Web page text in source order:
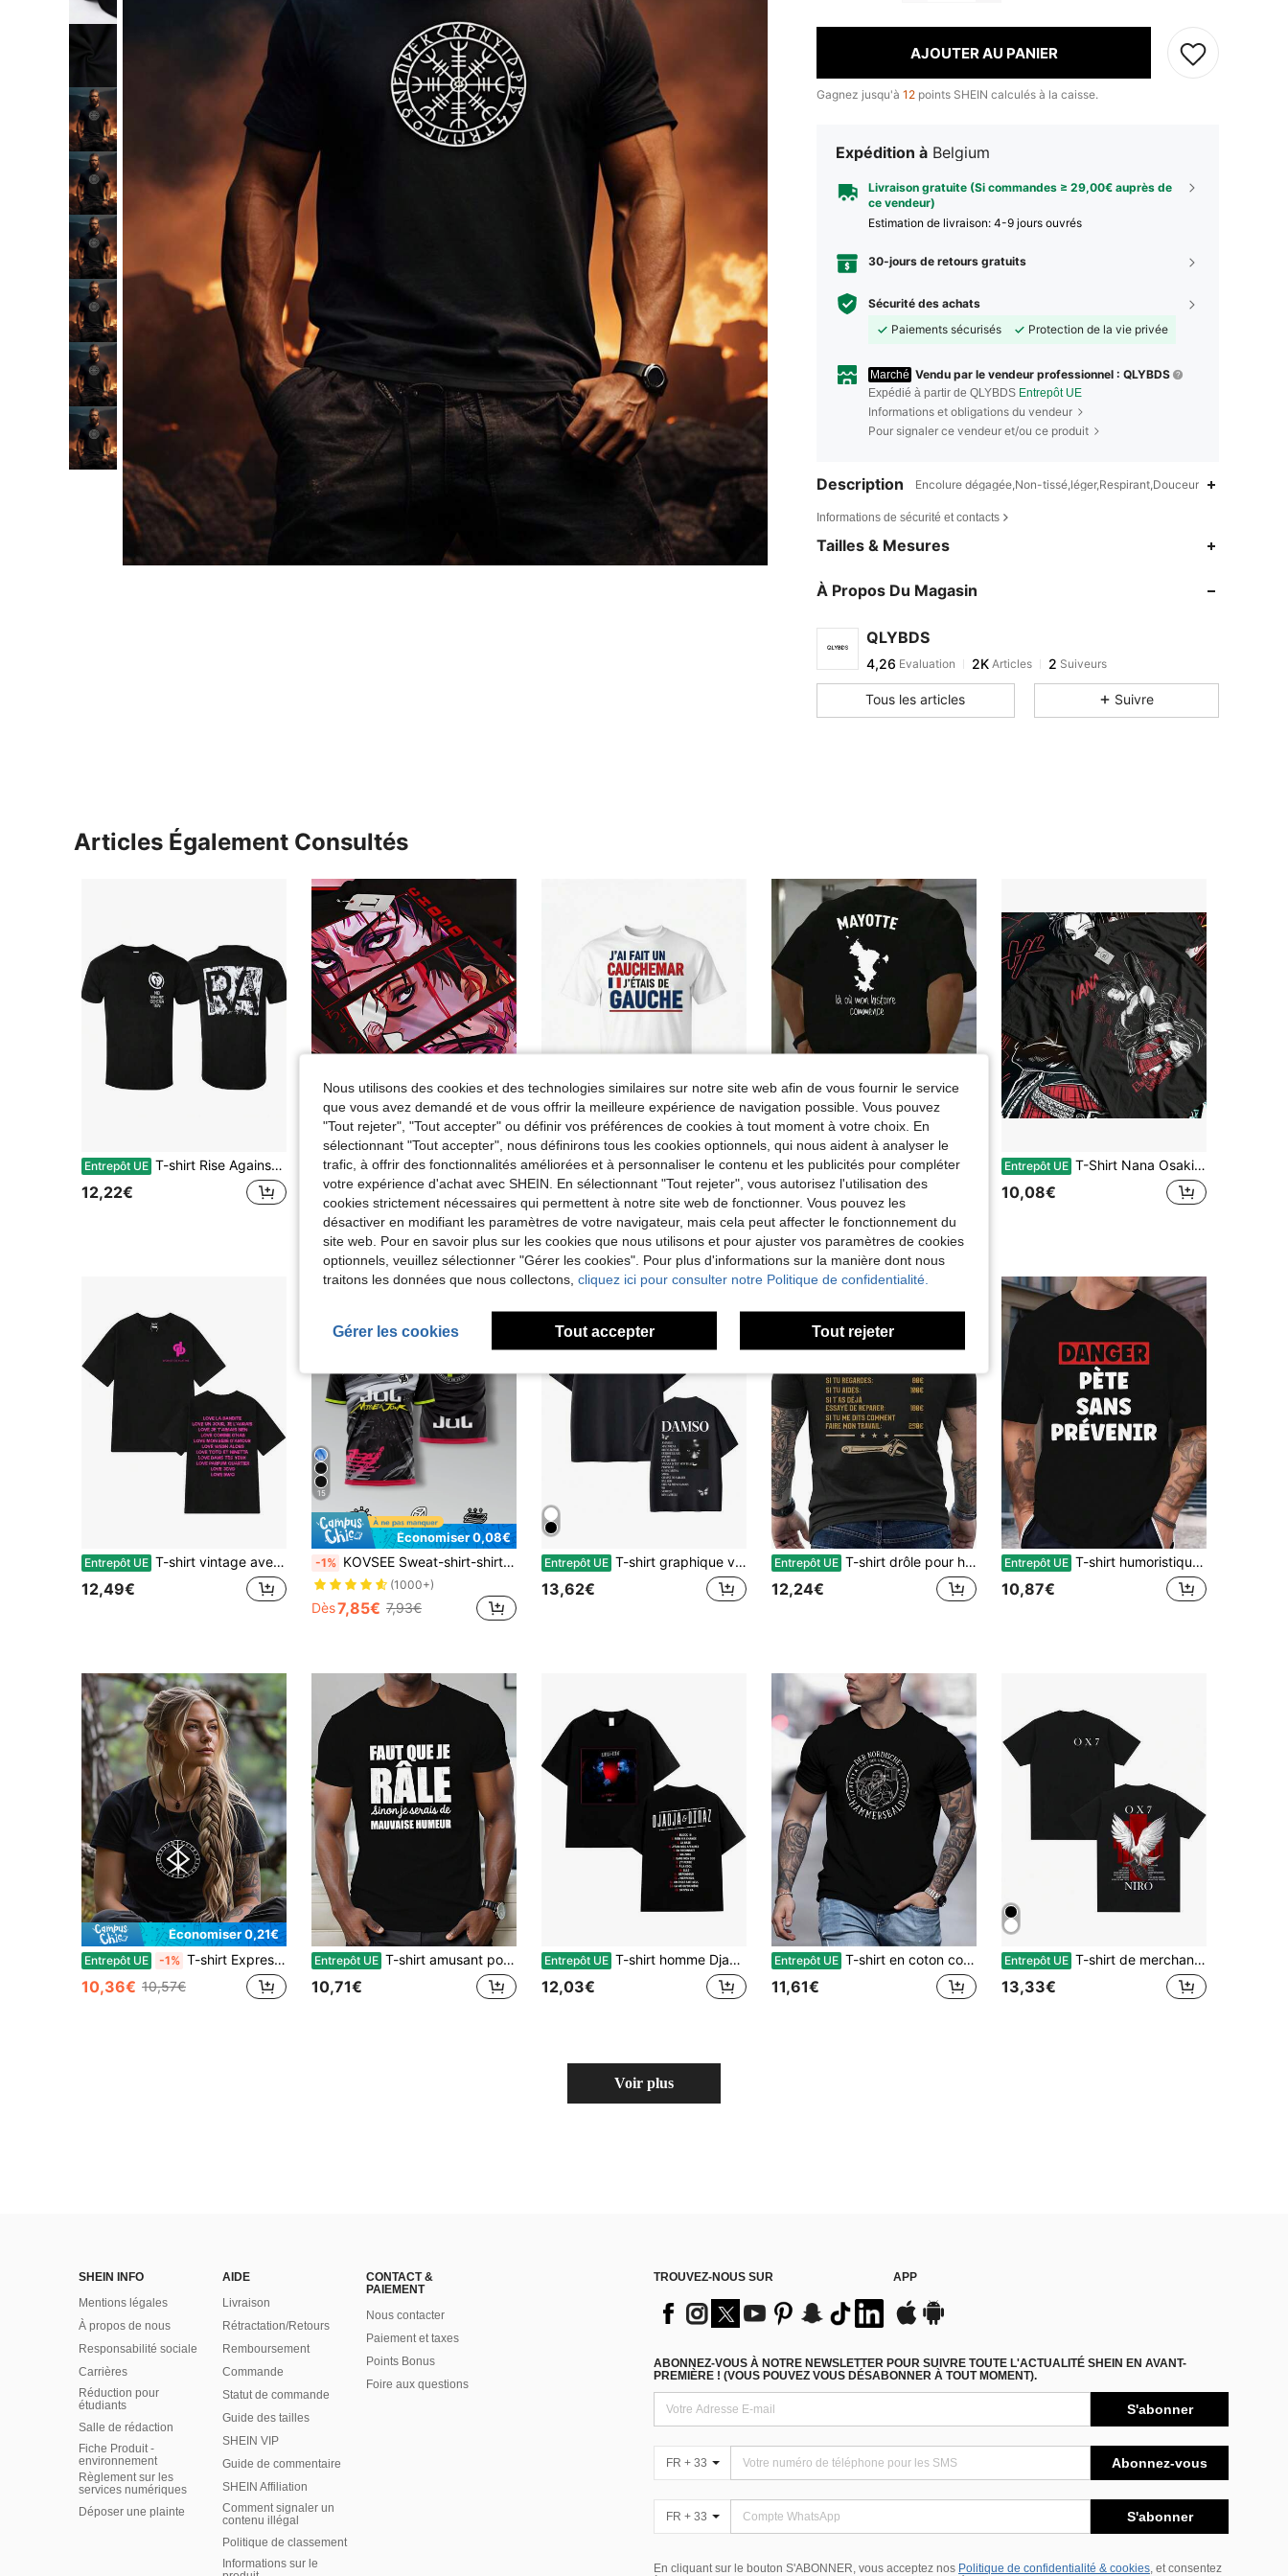
AJOUTER AU PANIER
Gagnez jusqu'à 12 points SHEIN calculés à la caisse.
Expédition à Belgium
Livraison gratuite (Si commandes ≥ 29,00€ auprès de
ce vendeur)
Estimation de livraison: 4-9 jours ouvrés
30-jours de retours gratuits
Sécurité des achats
Paiements sécurisés
Protection de la vie privée
Marché Vendu par le vendeur professionnel : QLYBDS
Expédié à partir de QLYBDS Entrepôt UE
Informations et obligations du vendeur
Pour signaler ce vendeur et/ou ce produit
Description Encolure dégagée,Non-tissé,léger,Respirant,Douceur
Informations de sécurité et contacts
Tailles & Mesures
À Propos Du Magasin
QLYBDS
4,26 Evaluation 2K Articles 2 Suiveurs
Tous les articles Suivre
Articles Également Consultés
Entrepôt UE T-shirt Rise Against Nowhere Generation avec imprimé motif flamme pour hommes et femmes, t-shirt en coton, style de rue décontracté, t-shirt de groupe classique
12,22€
Économiser 1,07€
Entrepôt UE -9% & T-shirt Anime Choso Unisexe - T-shirt Graphique Anime Manga Choso avec Impression du Personnage Choso, T-shirt Col Rond Décontracté pour les Fans, Lavable en Machine
10,81€ 11,88€
Entrepôt UE J'ai fait un cauchemar, j'étais gaucher - T-shirt humoristique de France - Coupe confortable toute l'année, impression numérique, lavable en machine, coupe décontractée pour un port décontracté
11,09€
Entrepôt UE T-shirt homme représentant l'île de Mayotte - Conception du département d'outre-mer français avec texte français et carte en contour de Mayotte - 100% coton, respirant, coupe ample, chemise à manches courtes pour souvenirs de voyage, tenue décontractée - Vêtement géographique lavable en machine, cadeau
10,16€
Entrepôt UE T-Shirt Nana Osaki Pierres Noires Manga-Girl Anime Cadeau Toutes les Tailles
10,08€
Entrepôt UE T-shirt vintage avec graphique du rappeur Jul pour hommes et femmes, t-shirt hip-hop à la mode, t-shirts oversize esthétiques en coton à manches courtes pour l'été.
12,49€
15
Économiser 0,08€
-1% KOVSEE Sweat-shirt-shirt culturel thème JUL, Top de culture de fan séchage rapide , convient pour les sports, les activités de groupe et les tenues décontractées d'été noires
(1000+)
Dès7,85€ 7,93€
Entrepôt UE T-shirt graphique vintage Rapper Damso Beyah pour hommes et femmes. T-shirt de mode hip-hop à manches courtes, en coton, ample et décontracté, col rond
13,62€
Entrepôt UE T-shirt drôle pour hommes avec la blague "Salaire horaire pour les mécaniciens" | Impression de voiture au dos, t-shirt à col rond respirant, convient aux mécaniciens et aux propriétaires d'ateliers, vêtement de travail humoristique, t-shirt de collection
12,24€
Entrepôt UE T-shirt humoristique pour homme avec slogan français << Danger French Text » - Coupe décontractée, lettrage rouge et blanc - Lavable en machine - Idée cadeau
10,87€
Économiser 0,21€
Entrepôt UE -1% T-shirt Expression Runes Bind Shieldmaiden | Vêtements de style viking nordique, col rond décontracté, tissu légèrement extensible, coupe régulière, motif imprimé, parfait pour les hommes en grandes tailles.
10,36€ 10,57€
Entrepôt UE T-shirt amusant pour hommes avec une phrase française - "Je Ne Suis Pas Gras" - Noir, décontracté, manches courtes, col rond, lavable en machine pour l'été et le port décontracté - Cadeau humoristique pour les apprenants du français.
10,71€
Entrepôt UE T-shirt homme Djadja Dinaz 2025 - Un t-shirt rétro gothique hip-hop avec titres de chansons imprimés. Manches courtes, col rond, style streetwear décontracté.
12,03€
Entrepôt UE T-shirt en coton confortable à imprimé graphique PLUS SIZE HAMMERSBALD et Anime pour hommes, coupe décontractée, Top cool pour hommes pour l'été et les activités quotidiennes, GRANDE TAILLE
11,61€
Entrepôt UE T-shirt de merchandising de l'album Niro OX7 pour hommes et femmes. T-shirt en coton vintage décontracté à manches courtes, mode hip-hop et pop music
13,33€
Voir plus
SHEIN INFO
Mentions légales
À propos de nous
Responsabilité sociale
Carrières
Réduction pour
étudiants
Salle de rédaction
Fiche Produit -
environnement
Règlement sur les
services numériques
Déposer une plainte
AIDE
Livraison
Rétractation/Retours
Remboursement
Commande
Statut de commande
Guide des tailles
SHEIN VIP
Guide de commentaire
SHEIN Affiliation
Comment signaler un
contenu illégal
Politique de classement
Informations sur le
CONTACT &
PAIEMENT
Nous contacter
Paiement et taxes
Points Bonus
Foire aux questions
TROUVEZ-NOUS SUR APP
ABONNEZ-VOUS À NOTRE NEWSLETTER POUR SUIVRE TOUTE L'ACTUALITÉ SHEIN EN AVANT-
PREMIÈRE ! (VOUS POUVEZ VOUS DÉSABONNER À TOUT MOMENT).
S'abonner
FR + 33 Abonnez-vous
FR + 33 S'abonner
En cliquant sur le bouton S'ABONNER, vous acceptez nos Politique de confidentialité & cookies, et consentez
Nous utilisons des cookies et des technologies similaires sur notre site web afin de vous fournir le service
que vous avez demandé et de vous offrir la meilleure expérience de navigation possible. Vous pouvez
"Tout rejeter", "Tout accepter" ou définir vos préférences de cookies à tout moment à votre choix. En
sélectionnant "Tout accepter", nous définirons tous les cookies optionnels, qui nous aident à analyser le
trafic, à offrir des fonctionnalités améliorées et à personnaliser le contenu et les publicités pour compléter
votre expérience d'achat avec SHEIN. En sélectionnant "Tout rejeter", vous autorisez l'utilisation des
cookies strictement nécessaires qui permettent à notre site web de fonctionner. Vous pouvez les
désactiver en modifiant les paramètres de votre navigateur, mais cela peut affecter le fonctionnement du
site web. Pour en savoir plus sur les cookies que nous utilisons et pour ajuster vos paramètres de cookies
optionnels, veuillez sélectionner "Gérer les cookies". Pour plus d'informations sur la manière dont nous
traitons les données que nous collectons, cliquez ici pour consulter notre Politique de confidentialité.
Gérer les cookies Tout accepter Tout rejeter